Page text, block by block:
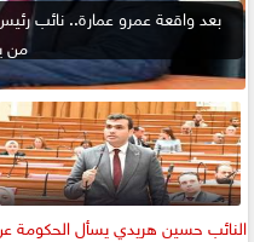
بعد واقعة عمرو عمارة.. نائب رئيس
من
النائب حسين هريدي يسأل الحكومة